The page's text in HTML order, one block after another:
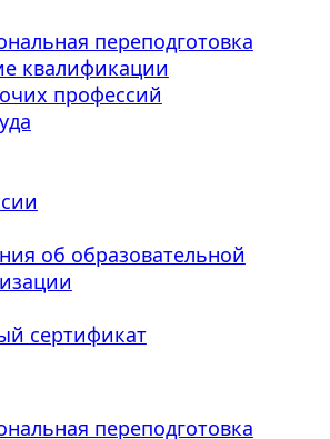
переподготовка
квалификации
профессий
об образовательной
сертификат
переподготовка